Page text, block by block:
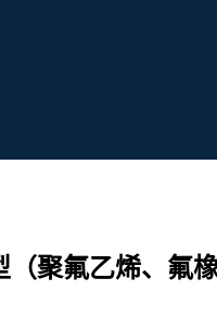
聚氟乙烯、氟